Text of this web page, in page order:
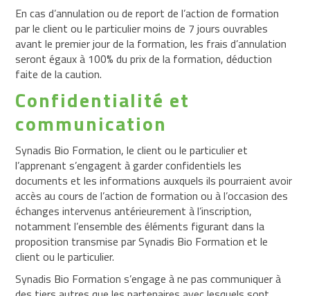
En cas d’annulation ou de report de l’action de formation
par le client ou le particulier moins de 7 jours ouvrables
avant le premier jour de la formation, les frais d’annulation
seront égaux à 100% du prix de la formation, déduction
faite de la caution.
Confidentialité et
communication
Synadis Bio Formation, le client ou le particulier et
l’apprenant s’engagent à garder confidentiels les
documents et les informations auxquels ils pourraient avoir
accès au cours de l’action de formation ou à l’occasion des
échanges intervenus antérieurement à l’inscription,
notamment l’ensemble des éléments figurant dans la
proposition transmise par Synadis Bio Formation et le
client ou le particulier.
Synadis Bio Formation s’engage à ne pas communiquer à